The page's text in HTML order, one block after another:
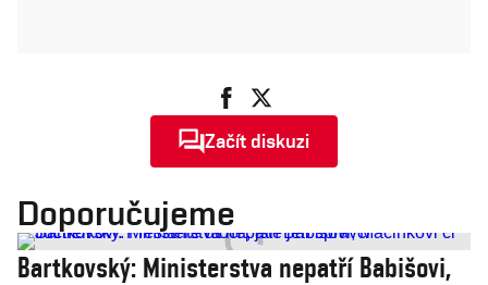
Začít diskuzi
Doporučujeme
Bartkovský: Ministerstva nepatří Babišovi,